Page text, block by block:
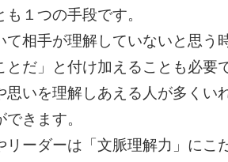
１つの手段です。
て相手が理解していないと思う
とだ」と付け加えることも必要
思いを理解しあえる人が多くい
きます。
リーダーは「文脈理解力」にこ